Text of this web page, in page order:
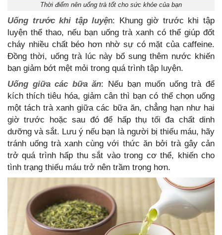
Thời điểm nên uống trà tốt cho sức khỏe của bạn
Uống trước khi tập luyện: Khung giờ trước khi tập
luyện thể thao, nếu bạn uống trà xanh có thể giúp đốt
cháy nhiều chất béo hơn nhờ sự có mặt của caffeine.
Đồng thời, uống trà lúc này bổ sung thêm nước khiến
bạn giảm bớt mệt mỏi trong quá trình tập luyện.
Uống giữa các bữa ăn: Nếu bạn muốn uống trà để
kích thích tiêu hóa, giảm cân thì bạn có thể chọn uống
một tách trà xanh giữa các bữa ăn, chẳng hạn như hai
giờ trước hoặc sau đó để hấp thụ tối đa chất dinh
dưỡng và sắt. Lưu ý nếu bạn là người bị thiếu máu, hãy
tránh uống trà xanh cùng với thức ăn bởi trà gây cản
trở quá trình hấp thu sắt vào trong cơ thể, khiến cho
tình trạng thiếu máu trở nên trầm trọng hơn.